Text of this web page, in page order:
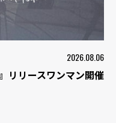
2026.08.06
リリースワンマン開催